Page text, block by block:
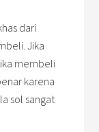
dari
Jika
membeli
karena
sol sangat